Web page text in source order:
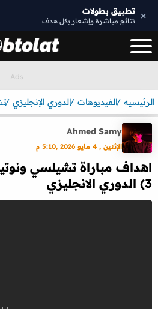
× تطبيق بطولات
نتائج مباشرة وإشعار بكل هدف
الرئيسيه الفيديوهات الدوري الإنجليزي
Ahmed Samy
الإثنين , 4 مايو 2026 ,5:10 م
3) الدوري الانجليزي